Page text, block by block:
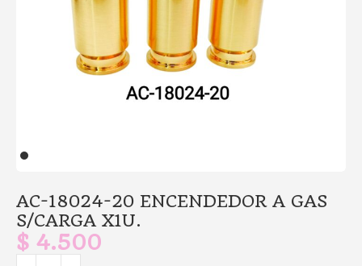
AC-18024-20 ENCENDEDOR A GAS
S/CARGA X1U.
$ 4.500